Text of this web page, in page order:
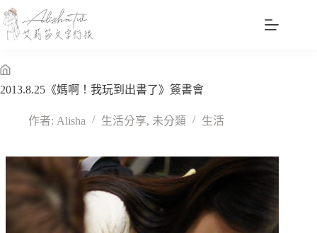
跳
至
主
內
容
無
2013.8.25《媽啊！我玩到出書了》簽書會
作者: Alisha 生活分享, 未分類 生活